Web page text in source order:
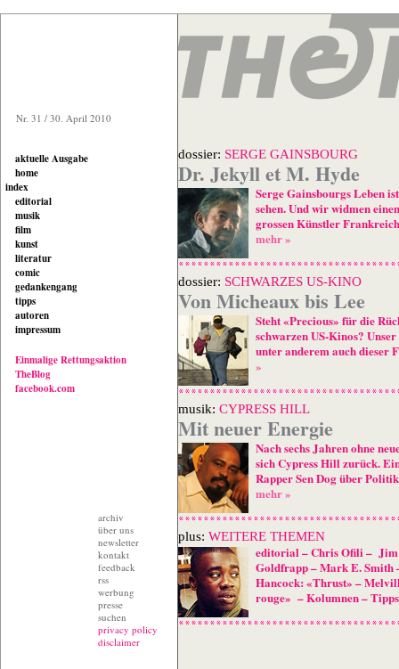
Nr. 31 / 30. April 2010
aktuelle Ausgabe
home
index
editorial
musik
film
kunst
literatur
comic
gedankengang
tipps
autoren
impressum
Einmalige Rettungsaktion
TheBlog
facebook.com
archiv
über uns
newsletter
kontakt
feedback
rss
werbung
presse
suchen
privacy policy
disclaimer
dossier: SERGE GAINSBOURG
Dr. Jekyll et M. Hyde
Serge Gainsbourgs Leben
sehen. Und wir widmen
grossen Künstler
mehr »
dossier: SCHWARZES US-KINO
Von Micheaux bis Lee
Steht «Precious» für die
schwarzen US-Kinos?
unter anderem auch dieser
»
musik: CYPRESS HILL
Mit neuer Energie
Nach sechs Jahren ohne
sich Cypress Hill zurück.
Rapper Sen Dog über
mehr »
plus: WEITERE THEMEN
editorial–Chris Ofili–
Goldfrapp–Mark E. Smith
Hancock: «Thrust» –
rouge» –Kolumnen–Tipps